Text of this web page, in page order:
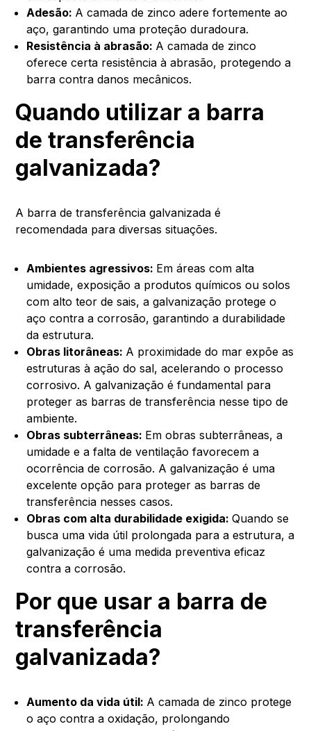
Adesão: A camada de zinco adere fortemente ao
aço, garantindo uma proteção duradoura.
Resistência à abrasão: A camada de zinco
oferece certa resistência à abrasão, protegendo a
barra contra danos mecânicos.
Quando utilizar a barra
de transferência
galvanizada?
A barra de transferência galvanizada é
recomendada para diversas situações.
Ambientes agressivos: Em áreas com alta
umidade, exposição a produtos químicos ou solos
com alto teor de sais, a galvanização protege o
aço contra a corrosão, garantindo a durabilidade
da estrutura.
Obras litorâneas: A proximidade do mar expõe as
estruturas à ação do sal, acelerando o processo
corrosivo. A galvanização é fundamental para
proteger as barras de transferência nesse tipo de
ambiente.
Obras subterrâneas: Em obras subterrâneas, a
umidade e a falta de ventilação favorecem a
ocorrência de corrosão. A galvanização é uma
excelente opção para proteger as barras de
transferência nesses casos.
Obras com alta durabilidade exigida:Quando se
busca uma vida útil prolongada para a estrutura, a
galvanização é uma medida preventiva eficaz
contra a corrosão.
Por que usar a barra de
transferência
galvanizada?
Aumento da vida útil: A camada de zinco protege
o aço contra a oxidação, prolongando